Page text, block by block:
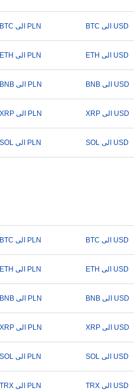
BTC الى PLN BTC الى USD
ETH الى PLN ETH الى USD
BNB الى PLN BNB الى USD
XRP الى PLN XRP الى USD
SOL الى PLN SOL الى USD
BTC الى PLN BTC الى USD
ETH الى PLN ETH الى USD
BNB الى PLN BNB الى USD
XRP الى PLN XRP الى USD
SOL الى PLN SOL الى USD
TRX الى PLN TRX الى USD